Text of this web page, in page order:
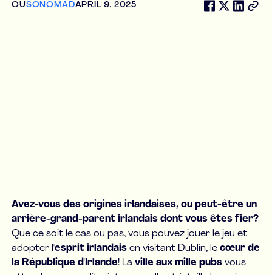
OUSONOMADAPRIL 9, 2025
Avez-vous des origines irlandaises, ou peut-être un
arrière-grand-parent irlandais dont vous êtes fier?
Que ce soit le cas ou pas, vous pouvez jouer le jeu et
adopter l'esprit irlandais en visitant Dublin, lecœur de
la République d'Irlande! Laville aux mille pubs vous